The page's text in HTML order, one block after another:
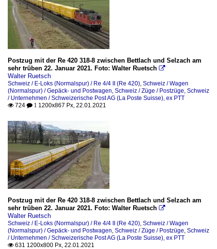
Postzug mit der Re 420 318-8 zwischen Bettlach und Selzach am
sehr trüben 22. Januar 2021. Foto: Walter Ruetsch 
Walter Ruetsch
Schweiz / E-Loks (Normalspur) / Re 4/4 II (Re 420) Schweiz / Wagen
(Normalspur) / Gepäck- und Postwagen Schweiz / Züge / Postzüge Schweiz
/ Unternehmen / Schweizerische Post AG (La Poste Suisse), ex PTT
 724  1 1200x867 Px, 22.01.2021
Postzug mit der Re 420 318-8 zwischen Bettlach und Selzach am
sehr trüben 22. Januar 2021. Foto: Walter Ruetsch 
Walter Ruetsch
Schweiz / E-Loks (Normalspur) / Re 4/4 II (Re 420) Schweiz / Wagen
(Normalspur) / Gepäck- und Postwagen Schweiz / Züge / Postzüge Schweiz
/ Unternehmen / Schweizerische Post AG (La Poste Suisse), ex PTT
 631 1200x800 Px, 22.01.2021